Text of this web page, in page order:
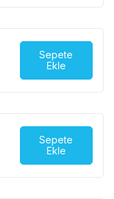
Sepete
Ekle
Sepete
Ekle